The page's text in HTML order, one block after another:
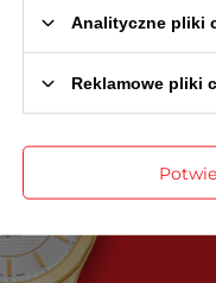
Analityczne pliki
Reklamowe pliki